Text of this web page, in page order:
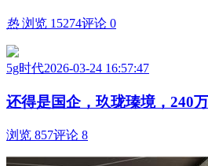
热 浏览 15274评论 0
5g时代2026-03-24 16:57:47
还得是国企，玖珑瑧境，240
浏览 857评论 8